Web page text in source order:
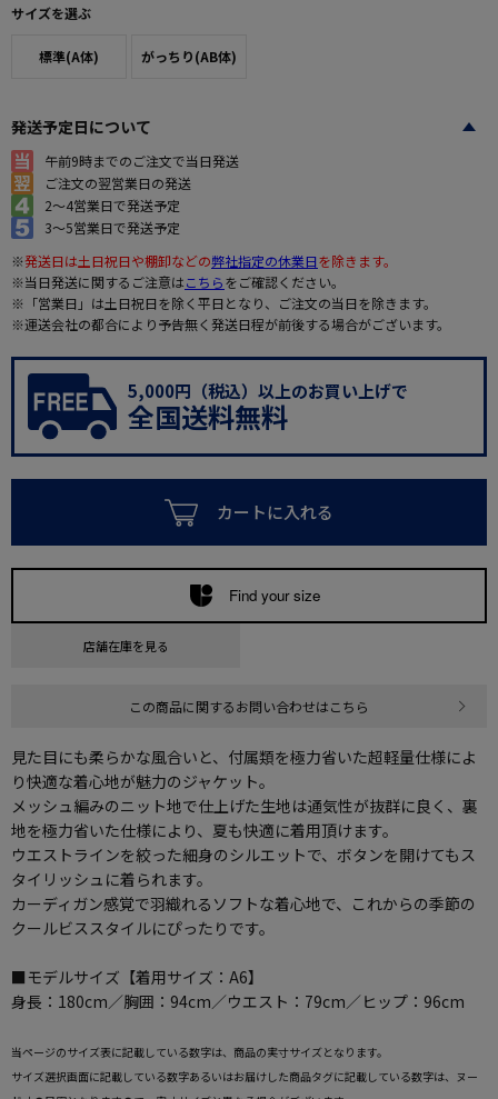
サイズを選ぶ
標準(A体) がっちり(AB体)
発送予定日について
午前9時までのご注文で当日発送
ご注文の翌営業日の発送
2～4営業日で発送予定
3～5営業日で発送予定
※発送日は土日祝日や棚卸などの弊社指定の休業日を除きます。
※当日発送に関するご注意はこちらをご確認ください。
※「営業日」は土日祝日を除く平日となり、ご注文の当日を除きます。
※運送会社の都合により予告無く発送日程が前後する場合がございます。
5,000円（税込）以上のお買い上げで
全国送料無料
カートに入れる
Find your size
店舗在庫を見る
この商品に関するお問い合わせはこちら
見た目にも柔らかな風合いと、付属類を極力省いた超軽量仕様によ
り快適な着心地が魅力のジャケット。
メッシュ編みのニット地で仕上げた生地は通気性が抜群に良く、裏
地を極力省いた仕様により、夏も快適に着用頂けます。
ウエストラインを絞った細身のシルエットで、ボタンを開けてもス
タイリッシュに着られます。
カーディガン感覚で羽織れるソフトな着心地で、これからの季節の
クールビススタイルにぴったりです。
■モデルサイズ【着用サイズ：A6】
身長：180cm／胸囲：94cm／ウエスト：79cm／ヒップ：96cm
当ページのサイズ表に記載している数字は、商品の実寸サイズとなります。
サイズ選択画面に記載している数字あるいはお届けした商品タグに記載している数字は、ヌー